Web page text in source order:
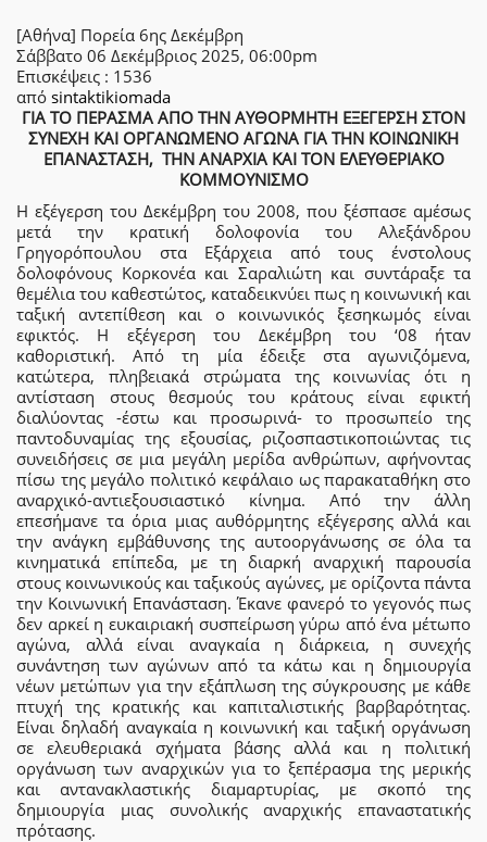
[Αθήνα] Πορεία 6ης Δεκέμβρη
Σάββατο 06 Δεκέμβριος 2025, 06:00pm
Επισκέψεις : 1536
από sintaktikiomada
ΓΙΑ ΤΟ ΠΕΡΑΣΜΑ ΑΠΟ ΤΗΝ ΑΥΘΟΡΜΗΤΗ ΕΞΕΓΕΡΣΗ ΣΤΟΝ
ΣΥΝΕΧΗ ΚΑΙ ΟΡΓΑΝΩΜΕΝΟ ΑΓΩΝΑ ΓΙΑ ΤΗΝ ΚΟΙΝΩΝΙΚΗ
ΕΠΑΝΑΣΤΑΣΗ, ΤΗΝ ΑΝΑΡΧΙΑ ΚΑΙ ΤΟΝ ΕΛΕΥΘΕΡΙΑΚΟ
ΚΟΜΜΟΥΝΙΣΜΟ
Η εξέγερση του Δεκέμβρη του 2008, που ξέσπασε αμέσως
μετά την κρατική δολοφονία του Αλεξάνδρου
Γρηγορόπουλου στα Εξάρχεια από τους ένστολους
δολοφόνους Κορκονέα και Σαραλιώτη και συντάραξε τα
θεμέλια του καθεστώτος, καταδεικνύει πως η κοινωνική και
ταξική αντεπίθεση και ο κοινωνικός ξεσηκωμός είναι
εφικτός. Η εξέγερση του Δεκέμβρη του ‘08 ήταν
καθοριστική. Από τη μία έδειξε στα αγωνιζόμενα,
κατώτερα, πληβειακά στρώματα της κοινωνίας ότι η
αντίσταση στους θεσμούς του κράτους είναι εφικτή
διαλύοντας -έστω και προσωρινά- το προσωπείο της
παντοδυναμίας της εξουσίας, ριζοσπαστικοποιώντας τις
συνειδήσεις σε μια μεγάλη μερίδα ανθρώπων, αφήνοντας
πίσω της μεγάλο πολιτικό κεφάλαιο ως παρακαταθήκη στο
αναρχικό-αντιεξουσιαστικό κίνημα. Από την άλλη
επεσήμανε τα όρια μιας αυθόρμητης εξέγερσης αλλά και
την ανάγκη εμβάθυνσης της αυτοοργάνωσης σε όλα τα
κινηματικά επίπεδα, με τη διαρκή αναρχική παρουσία
στους κοινωνικούς και ταξικούς αγώνες, με ορίζοντα πάντα
την Κοινωνική Επανάσταση. Έκανε φανερό το γεγονός πως
δεν αρκεί η ευκαιριακή συσπείρωση γύρω από ένα μέτωπο
αγώνα, αλλά είναι αναγκαία η διάρκεια, η συνεχής
συνάντηση των αγώνων από τα κάτω και η δημιουργία
νέων μετώπων για την εξάπλωση της σύγκρουσης με κάθε
πτυχή της κρατικής και καπιταλιστικής βαρβαρότητας.
Είναι δηλαδή αναγκαία η κοινωνική και ταξική οργάνωση
σε ελευθεριακά σχήματα βάσης αλλά και η πολιτική
οργάνωση των αναρχικών για το ξεπέρασμα της μερικής
και αντανακλαστικής διαμαρτυρίας, με σκοπό της
δημιουργία μιας συνολικής αναρχικής επαναστατικής
πρότασης.